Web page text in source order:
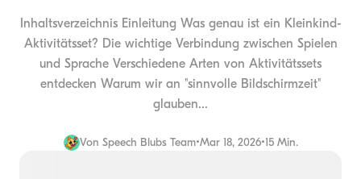
Inhaltsverzeichnis Einleitung Was genau ist ein Kleinkind-
Aktivitätsset? Die wichtige Verbindung zwischen Spielen
und Sprache Verschiedene Arten von Aktivitätssets
entdecken Warum wir an "sinnvolle Bildschirmzeit"
glauben...
Von Speech Blubs Team•Mar 18, 2026•15 Min.